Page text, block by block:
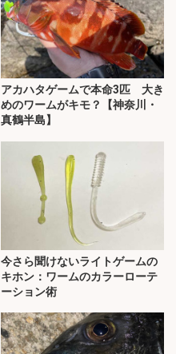
アカハタゲームで本命3匹 大き
めのワームがキモ？【神奈川・
真鶴半島】
今さら聞けないライトゲームの
キホン：ワームのカラーローテ
ーション術